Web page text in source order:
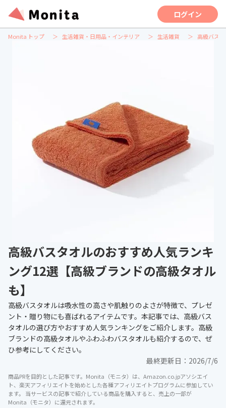
ログイン
Monita トップ 生活雑貨・日用品・インテリア 生活雑貨 高級バス
高級バスタオルのおすすめ人気ランキ
ング12選【高級ブランドの高級タオル
も】
高級バスタオルは吸水性の高さや肌触りのよさが特徴で、プレゼ
ント・贈り物にも喜ばれるアイテムです。本記事では、高級バス
タオルの選び方やおすすめ人気ランキングをご紹介します。高級
ブランドの高級タオルやふわふわバスタオルも紹介するので、ぜ
ひ参考にしてください。
最終更新日： 2026/7/6
商品PRを目的とした記事です。Monita（モニタ）は、Amazon.co.jpアソシエイ
ト、楽天アフィリエイトを始めとした各種アフィリエイトプログラムに参加してい
ます。 当サービスの記事で紹介している商品を購入すると、売上の一部が
Monita（モニタ）に還元されます。